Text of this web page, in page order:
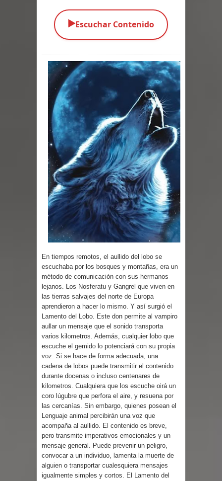
Parte 01: El Enemigo Interior
Los Muertos se Levantan (Relato)
Los Monstruos más Buscados
Alma
El Destructor
El Buscador
El Pueblo Protegido
Parte 05: Sitiados
▶️Escuchar Contenido
En tiempos remotos, el aullido del lobo se
escuchaba por los bosques y montañas, era un
método de comunicación con sus hermanos
lejanos. Los Nosferatu y Gangrel que viven en
las tierras salvajes del norte de Europa
aprendieron a hacer lo mismo. Y así surgió el
Lamento del Lobo. Este don permite al vampiro
aullar un mensaje que el sonido transporta
varios kilometros. Además, cualquier lobo que
escuche el gemido lo potenciará con su propia
voz. Si se hace de forma adecuada, una
cadena de lobos puede transmitir el contenido
durante docenas o incluso centenares de
kilometros. Cualquiera que los escuche oirá un
coro lúgubre que perfora el aire, y resuena por
las cercanías. Sin embargo, quienes posean el
Lenguaje animal percibirán una voz que
acompaña al aullido. El contenido es breve,
pero transmite imperativos emocionales y un
mensaje general. Puede prevenir un peligro,
convocar a un individuo, lamenta la muerte de
alguien o transportar cualesquiera mensajes
igualmente simples y cortos. El Lamento del